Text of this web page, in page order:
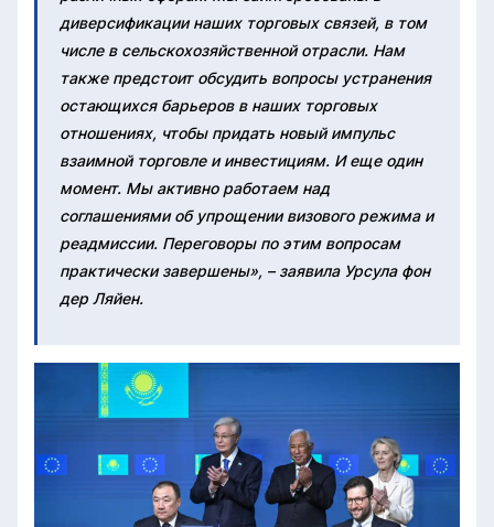
диверсификации наших торговых связей, в том
числе в сельскохозяйственной отрасли. Нам
также предстоит обсудить вопросы устранения
остающихся барьеров в наших торговых
отношениях, чтобы придать новый импульс
взаимной торговле и инвестициям. И еще один
момент. Мы активно работаем над
соглашениями об упрощении визового режима и
реадмиссии. Переговоры по этим вопросам
практически завершены», – заявила Урсула фон
дер Ляйен.